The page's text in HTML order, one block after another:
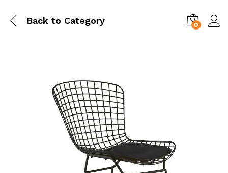
Back to Category 0